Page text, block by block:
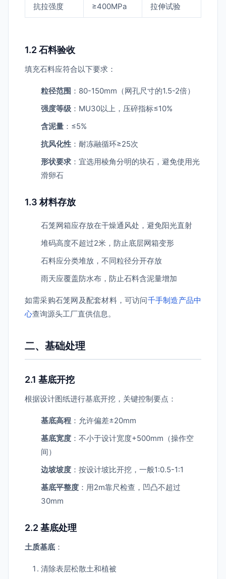
抗拉强度 ≥400MPa 拉伸试验
1.2 石料验收
填充石料应符合以下要求：
粒径范围 ：80-150mm（网孔尺寸的1.5-2倍）
强度等级 ：MU30以上，压碎指标≤10%
含泥量 ：≤5%
抗风化性 ：耐冻融循环≥25次
形状要求 ：宜选用棱角分明的块石，避免使用光
滑卵石
1.3 材料存放
石笼网箱应存放在干燥通风处，避免阳光直射
堆码高度不超过2米，防止底层网箱变形
石料应分类堆放，不同粒径分开存放
雨天应覆盖防水布，防止石料含泥量增加
如需采购石笼网及配套材料，可访问千手制造产品中
心查询源头工厂直供信息。
二、基础处理
2.1 基底开挖
根据设计图纸进行基底开挖，关键控制要点：
基底高程 ：允许偏差±20mm
基底宽度 ：不小于设计宽度+500mm（操作空
间）
边坡坡度 ：按设计坡比开挖，一般1:0.5-1:1
基底平整度 ：用2m靠尺检查，凹凸不超过
30mm
2.2 基底处理
土质基底 ：
清除表层松散土和植被